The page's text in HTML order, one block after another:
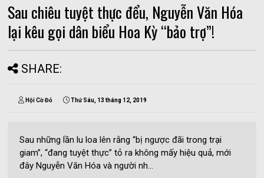
Sau chiêu tuyệt thực đểu, Nguyễn Văn Hóa
lại kêu gọi dân biểu Hoa Kỳ “bảo trợ”!
SHARE:
Hội Cờ Đỏ Thứ Sáu, 13 tháng 12, 2019
Sau những lần lu loa lên rằng “bị ngược đãi trong trại
giam”, “đang tuyệt thực” tỏ ra không mấy hiệu quả, mới
đây Nguyễn Văn Hóa và người nh...